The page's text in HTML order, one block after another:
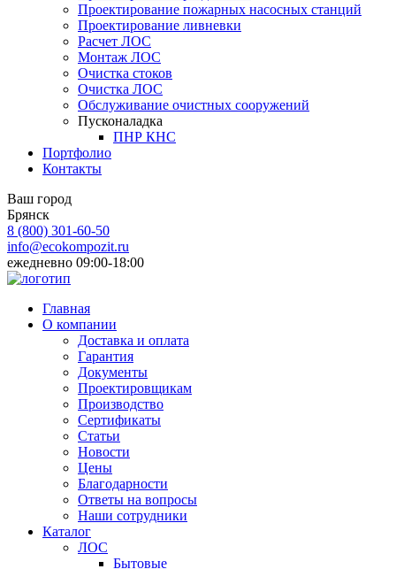
Проектирование пожарных насосных станций
Проектирование ливневки
Расчет ЛОС
Монтаж ЛОС
Очистка стоков
Очистка ЛОС
Обслуживание очистных сооружений
Пусконаладка
ПНР КНС
Портфолио
Контакты
Ваш город
Брянск
8 (800) 301-60-50
info@ecokompozit.ru
ежедневно 09:00-18:00
Главная
О компании
Доставка и оплата
Гарантия
Документы
Проектировщикам
Производство
Сертификаты
Статьи
Новости
Цены
Благодарности
Ответы на вопросы
Наши сотрудники
Каталог
ЛОС
Бытовые